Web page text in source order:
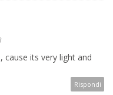
cause its very light and
Rispondi